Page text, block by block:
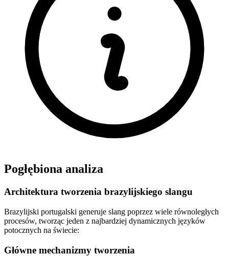
Pogłębiona analiza
Architektura tworzenia brazylijskiego slangu
Brazylijski portugalski generuje slang poprzez wiele równoległych
procesów, tworząc jeden z najbardziej dynamicznych języków
potocznych na świecie:
Główne mechanizmy tworzenia